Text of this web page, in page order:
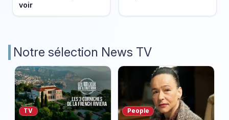
voir
Notre sélection News TV
TV People